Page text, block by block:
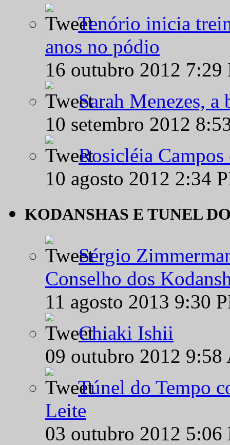
Tenório inicia
anos no pódio
16 outubro 2012
Sarah Menezes,
10 setembro 2012
Rosicléia
10 agosto 2012 2:34
KODANSHAS E TUNEL
Sérgio
Conselho dos
11 agosto 2013 9:30
Chiaki Ishii
09 outubro 2012
Túnel do Tempo
Leite
03 outubro 2012